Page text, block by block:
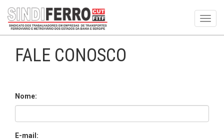
FALE CONOSCO
Nome:
E-mail: